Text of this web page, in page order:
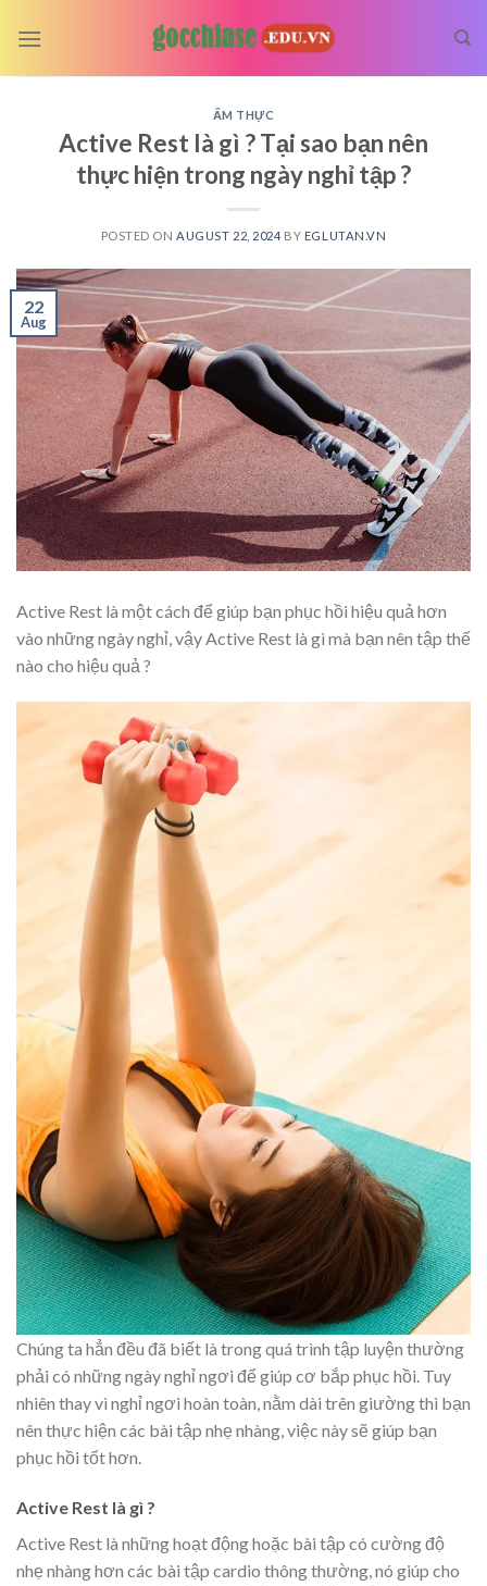
ẨM THỰC
Active Rest là gì ? Tại sao bạn nên
thực hiện trong ngày nghỉ tập ?
POSTED ON AUGUST 22, 2024 BY EGLUTAN.VN
22
Aug
Active Rest là một cách để giúp bạn phục hồi hiệu quả hơn
vào những ngày nghỉ, vậy Active Rest là gì mà bạn nên tập thế
nào cho hiệu quả ?
Chúng ta hẳn đều đã biết là trong quá trình tập luyện thường
phải có những ngày nghỉ ngơi để giúp cơ bắp phục hồi. Tuy
nhiên thay vì nghỉ ngơi hoàn toàn, nằm dài trên giường thì bạn
nên thực hiện các bài tập nhẹ nhàng, việc này sẽ giúp bạn
phục hồi tốt hơn.
Active Rest là gì ?
Active Rest là những hoạt động hoặc bài tập có cường độ
nhẹ nhàng hơn các bài tập cardio thông thường, nó giúp cho